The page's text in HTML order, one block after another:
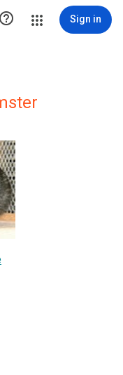
 Sign in